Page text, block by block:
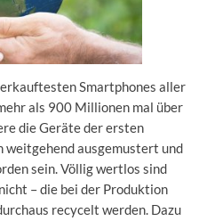
Smartphones aller
als 900 Millionen mal über
die Geräte der ersten
ausgemustert und
sein. Völlig wertlos sind
– die bei der Produktion
recycelt werden. Dazu